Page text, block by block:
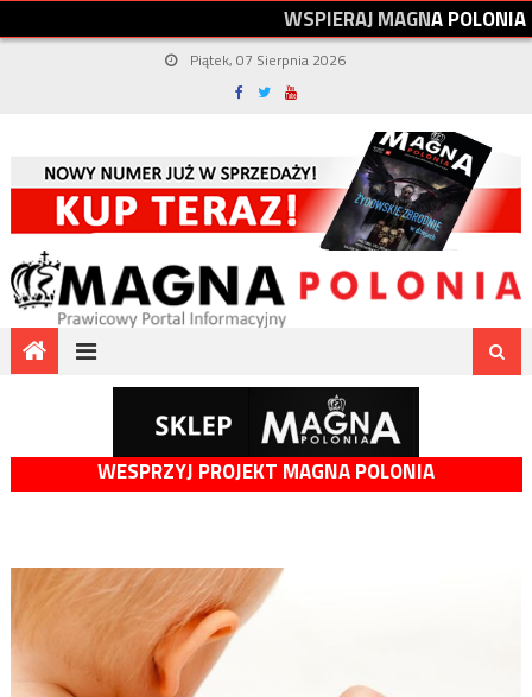
WSPIERAJMAGNAPOLONIA
Piątek, 07 Sierpnia 2026
WESPRZYJ PROJEKT MAGNA POLONIA